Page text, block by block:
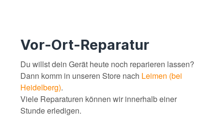
Vor-Ort-Reparatur
Du willst dein Gerät heute noch reparieren lassen?
Dann komm in unseren Store nach Leimen (bei
Heidelberg).
Viele Reparaturen können wir innerhalb einer
Stunde erledigen.